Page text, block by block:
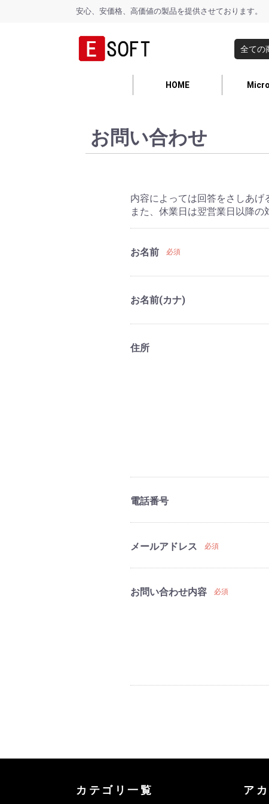
安心、安価格、高価値の製品を提供させております。
HOME
お問い合わせ
内容によっては回答をさしあげ
また、休業日は翌営業日以降の
お名前 必須
お名前(カナ)
住所
電話番号
メールアドレス 必須
お問い合わせ内容 必須
カテゴリ一覧 ア